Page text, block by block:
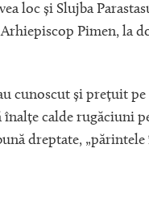
loc și Slujba
Pimen, la
cunoscut și prețuit pe
înalțe calde rugăciuni
dreptate,